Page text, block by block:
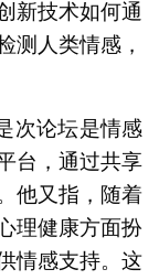
新技术如何通
测人类情感，
次论坛是情感
台，通过共享
他又指，随着
理健康方面扮
情感支持。这